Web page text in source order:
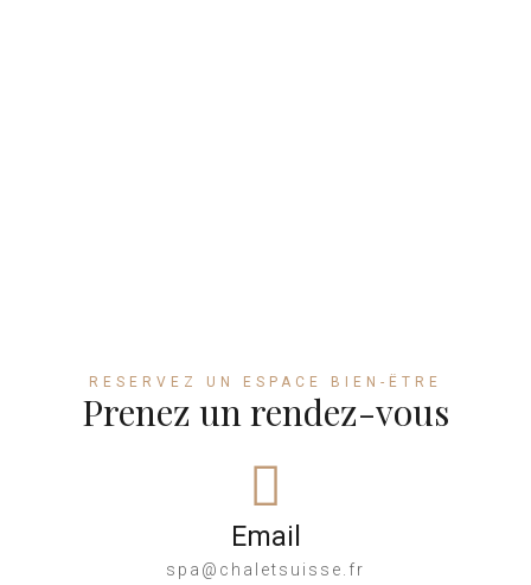
RESERVEZ UN ESPACE BIEN-ËTRE
Prenez un rendez-vous
Email
spa@chaletsuisse.fr